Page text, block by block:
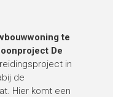
te
De
in
de
Hier komt een